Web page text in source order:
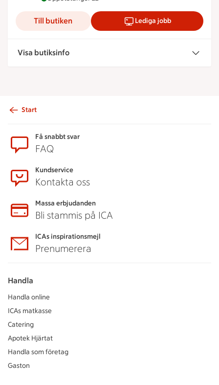
Till butiken Lediga jobb
Visa butiksinfo
Start
Få snabbt svar
FAQ
Kundservice
Kontakta oss
Massa erbjudanden
Bli stammis på ICA
ICAs inspirationsmejl
Prenumerera
Handla
Handla online
ICAs matkasse
Catering
Apotek Hjärtat
Handla som företag
Gaston